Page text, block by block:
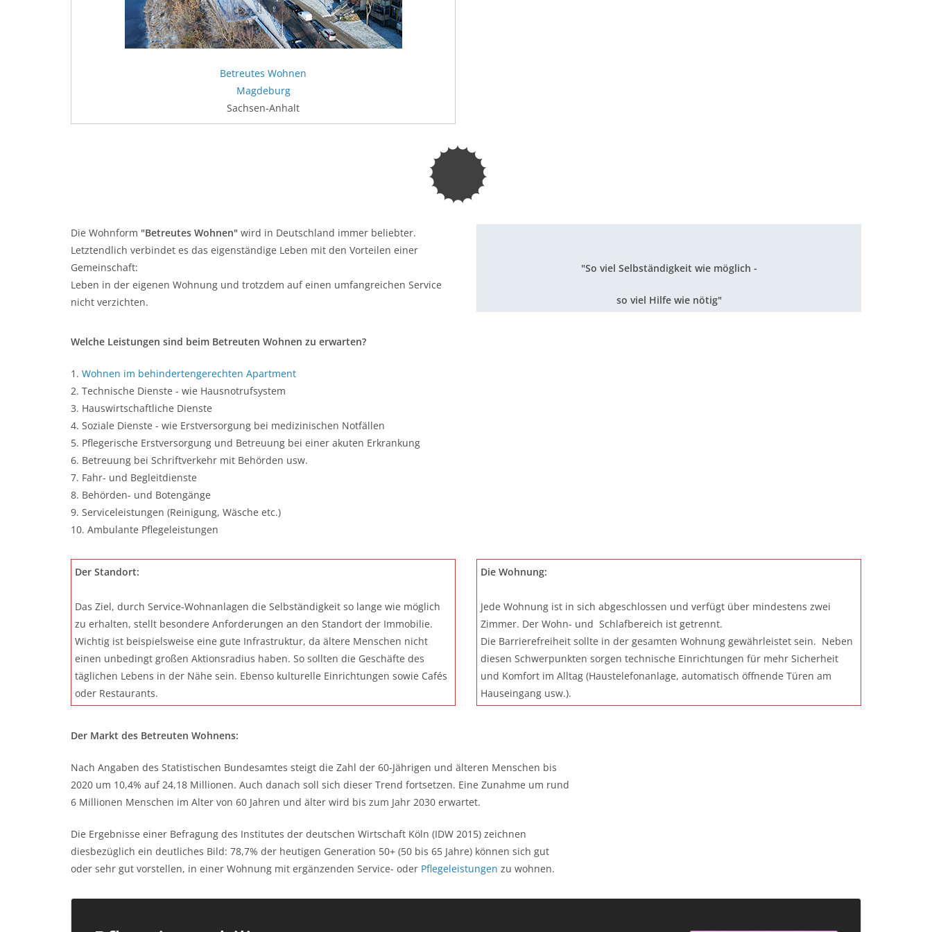
Betreutes Wohnen
Magdeburg
Sachsen-Anhalt
Die Wohnform "Betreutes Wohnen" wird in Deutschland immer beliebter.
Letztendlich verbindet es das eigenständige Leben mit den Vorteilen einer
Gemeinschaft:
Leben in der eigenen Wohnung und trotzdem auf einen umfangreichen Service
nicht verzichten.
"So viel Selbständigkeit wie möglich -
so viel Hilfe wie nötig"
Welche Leistungen sind beim Betreuten Wohnen zu erwarten?
1. Wohnen im behindertengerechten Apartment
2. Technische Dienste - wie Hausnotrufsystem
3. Hauswirtschaftliche Dienste
4. Soziale Dienste - wie Erstversorgung bei medizinischen Notfällen
5. Pflegerische Erstversorgung und Betreuung bei einer akuten Erkrankung
6. Betreuung bei Schriftverkehr mit Behörden usw.
7. Fahr- und Begleitdienste
8. Behörden- und Botengänge
9. Serviceleistungen (Reinigung, Wäsche etc.)
10. Ambulante Pflegeleistungen
Der Standort:
Das Ziel, durch Service-Wohnanlagen die Selbständigkeit so lange wie möglich
zu erhalten, stellt besondere Anforderungen an den Standort der Immobilie.
Wichtig ist beispielsweise eine gute Infrastruktur, da ältere Menschen nicht
einen unbedingt großen Aktionsradius haben. So sollten die Geschäfte des
täglichen Lebens in der Nähe sein. Ebenso kulturelle Einrichtungen sowie Cafés
oder Restaurants.
Die Wohnung:
Jede Wohnung ist in sich abgeschlossen und verfügt über mindestens zwei
Zimmer. Der Wohn- und Schlafbereich ist getrennt.
Die Barrierefreiheit sollte in der gesamten Wohnung gewährleistet sein. Neben
diesen Schwerpunkten sorgen technische Einrichtungen für mehr Sicherheit
und Komfort im Alltag (Haustelefonanlage, automatisch öffnende Türen am
Hauseingang usw.).
Der Markt des Betreuten Wohnens:
Nach Angaben des Statistischen Bundesamtes steigt die Zahl der 60-Jährigen und älteren Menschen bis
2020 um 10,4% auf 24,18 Millionen. Auch danach soll sich dieser Trend fortsetzen. Eine Zunahme um rund
6 Millionen Menschen im Alter von 60 Jahren und älter wird bis zum Jahr 2030 erwartet.
Die Ergebnisse einer Befragung des Institutes der deutschen Wirtschaft Köln (IDW 2015) zeichnen
diesbezüglich ein deutliches Bild: 78,7% der heutigen Generation 50+ (50 bis 65 Jahre) können sich gut
oder sehr gut vorstellen, in einer Wohnung mit ergänzenden Service- oder Pflegeleistungen zu wohnen.